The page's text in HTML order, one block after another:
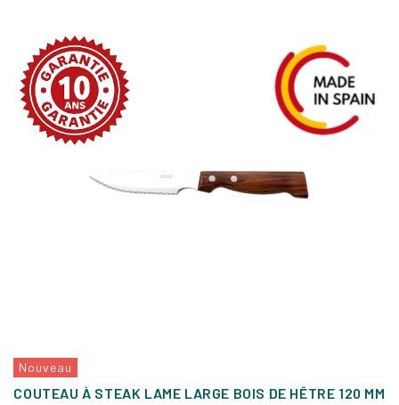
Nouveau
COUTEAU À STEAK LAME LARGE BOIS DE HÊTRE 120 MM